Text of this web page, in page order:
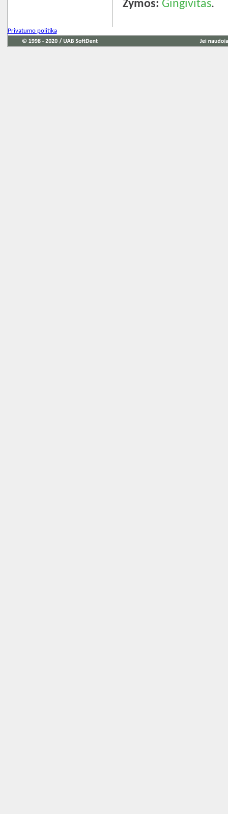
Žymos: Gingivitas.
Privatumo politika